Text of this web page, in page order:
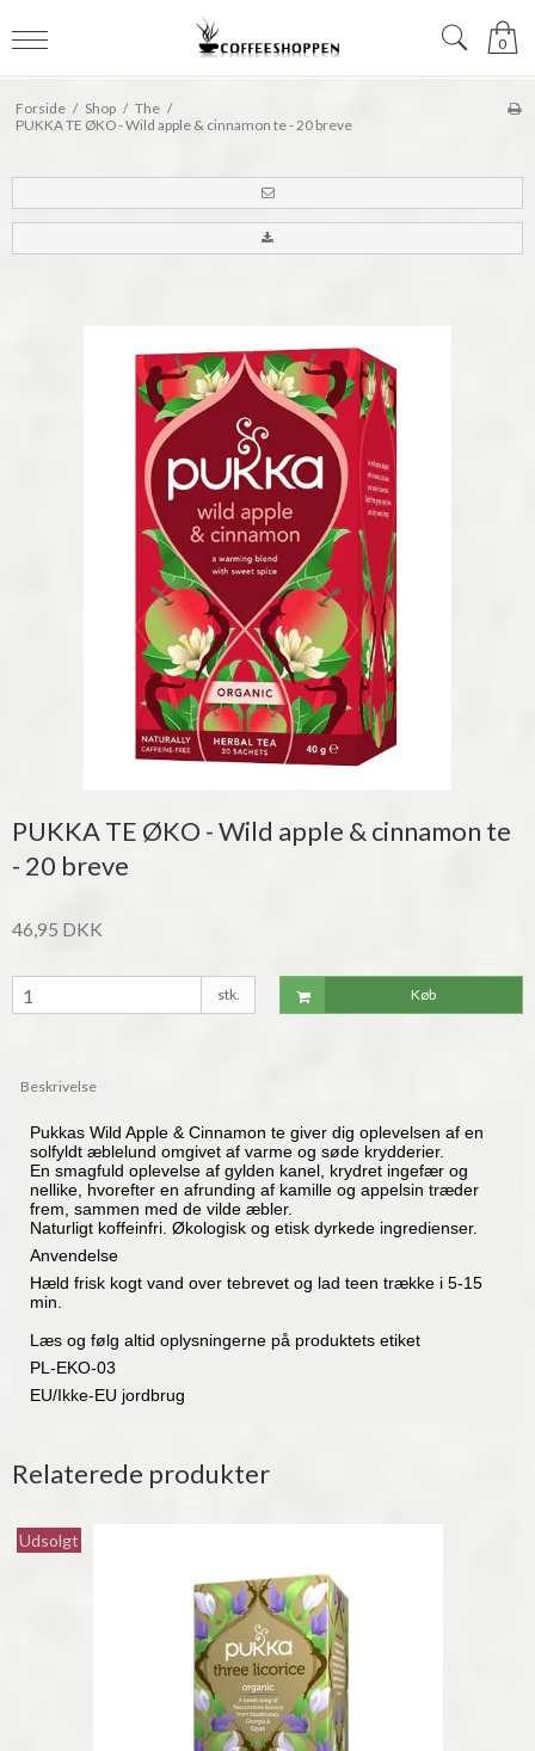
0
Forside / Shop / The /
PUKKA TE ØKO - Wild apple & cinnamon te - 20 breve
PUKKA TE ØKO - Wild apple & cinnamon te
- 20 breve
46,95 DKK
stk. Køb
Beskrivelse
Pukkas Wild Apple & Cinnamon te giver dig oplevelsen af en
solfyldt æblelund omgivet af varme og søde krydderier.
En smagfuld oplevelse af gylden kanel, krydret ingefær og
nellike, hvorefter en afrunding af kamille og appelsin træder
frem, sammen med de vilde æbler.
Naturligt koffeinfri. Økologisk og etisk dyrkede ingredienser.
Anvendelse
Hæld frisk kogt vand over tebrevet og lad teen trække i 5-15
min.
Læs og følg altid oplysningerne på produktets etiket
PL-EKO-03
EU/Ikke-EU jordbrug
Relaterede produkter
Udsolgt